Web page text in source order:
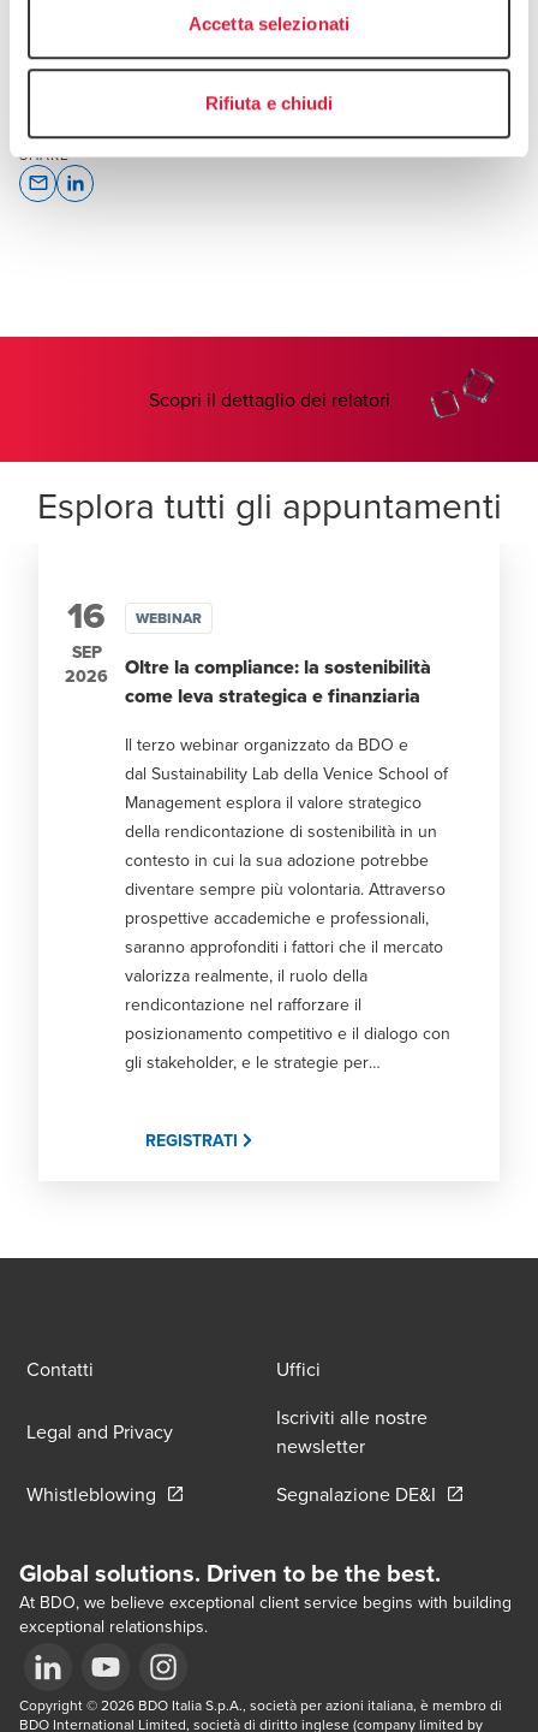
Accetta selezionati
Rifiuta e chiudi
SHARE
Scopri il dettaglio dei relatori
Esplora tutti gli appuntamenti
16
SEP
2026
WEBINAR
Oltre la compliance: la sostenibilità
come leva strategica e finanziaria
Il terzo webinar organizzato da BDO e
dal Sustainability Lab della Venice School of
Management esplora il valore strategico
della rendicontazione di sostenibilità in un
contesto in cui la sua adozione potrebbe
diventare sempre più volontaria. Attraverso
prospettive accademiche e professionali,
saranno approfonditi i fattori che il mercato
valorizza realmente, il ruolo della
rendicontazione nel rafforzare il
posizionamento competitivo e il dialogo con
gli stakeholder, e le strategie per
rientra nel quinto ciclo di incontri dedicati
analizzare come il recente riassestamento
REGISTRATI
Contatti Uffici
Legal and Privacy
Iscriviti alle nostre
newsletter
Whistleblowing Opens in a new window/tab
Segnalazione DE&I Opens in
Global solutions. Driven to be the best.
At BDO, we believe exceptional client service begins with building
exceptional relationships.
Opens in a new window/tab
Opens in a new window/tab
Opens in a new window/tab
Copyright © 2026 BDO Italia S.p.A., società per azioni italiana, è membro di
BDO International Limited, società di diritto inglese (company limited by